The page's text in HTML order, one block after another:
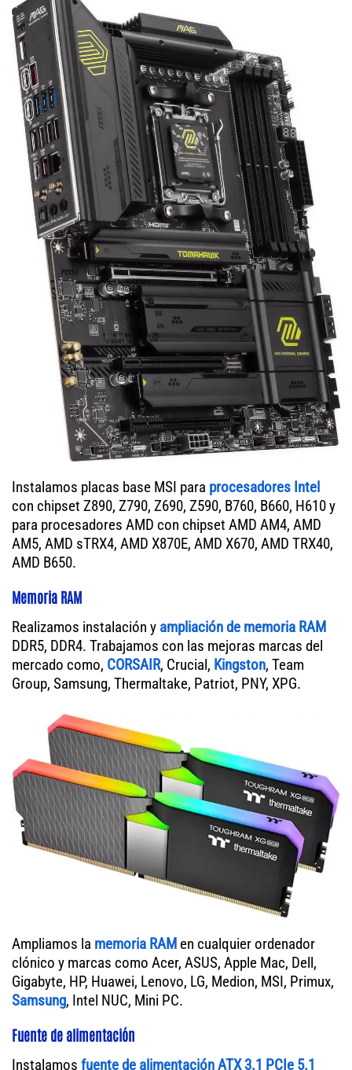
Instalamos placas base MSI para procesadores Intel
con chipset Z890, Z790, Z690, Z590, B760, B660, H610 y
para procesadores AMD con chipset AMD AM4, AMD
AM5, AMD sTRX4, AMD X870E, AMD X670, AMD TRX40,
AMD B650.
Memoria RAM
Realizamos instalación y ampliación de memoria RAM
DDR5, DDR4. Trabajamos con las mejoras marcas del
mercado como, CORSAIR, Crucial, Kingston, Team
Group, Samsung, Thermaltake, Patriot, PNY, XPG.
Ampliamos la memoria RAM en cualquier ordenador
clónico y marcas como Acer, ASUS, Apple Mac, Dell,
Gigabyte, HP, Huawei, Lenovo, LG, Medion, MSI, Primux,
Samsung, Intel NUC, Mini PC.
Fuente de alimentación
Instalamos fuente de alimentación ATX 3.1 PCIe 5.1